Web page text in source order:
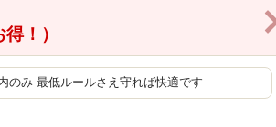
！）
み 最低ルールさえ守れば快適です